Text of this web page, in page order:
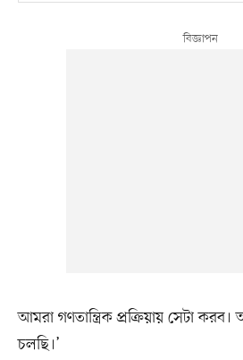
আমরা গণতান্ত্রিক প্রক্রিয়ায় সেটা
চলছি।’